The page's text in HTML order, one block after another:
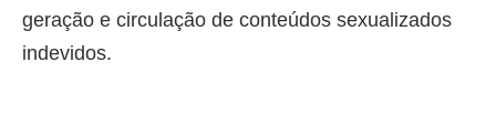
geração e circulação de conteúdos sexualizados
indevidos.